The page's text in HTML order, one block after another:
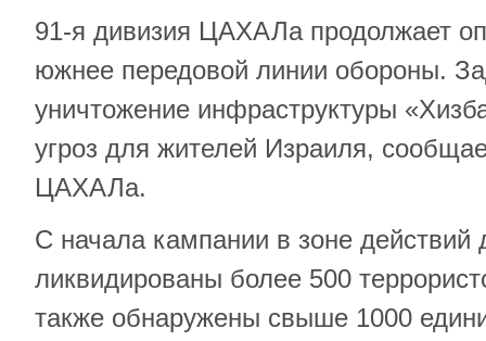
91-я дивизия ЦАХАЛа продолжает
южнее передовой линии обороны.
уничтожение инфраструктуры
угроз для жителей Израиля,
ЦАХАЛа.
С начала кампании в зоне действий
ликвидированы более 500
также обнаружены свыше 1000